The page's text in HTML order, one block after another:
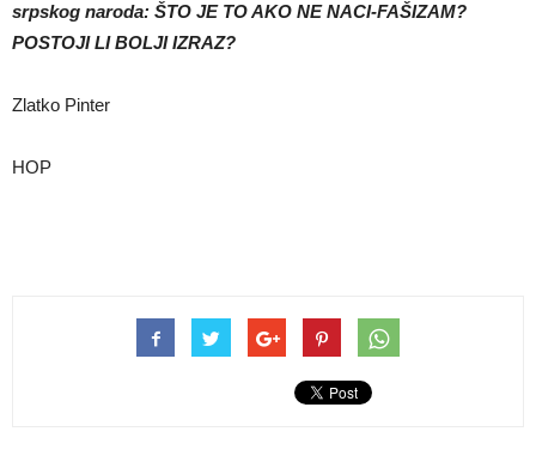
srpskog naroda: ŠTO JE TO AKO NE NACI-FAŠIZAM?
POSTOJI LI BOLJI IZRAZ?
Zlatko Pinter
HOP